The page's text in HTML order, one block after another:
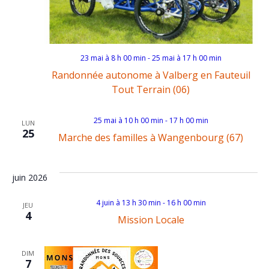
a
t
i
n
a
t
o
e
Randonnée autonome à Valberg en Fauteuil
Tout Terrain (06)
23 mai à 8 h 00 min -25 mai à 17 h 00 min
LUN
25 Marche des familles à Wangenbourg (67)
25 mai à 10 h 00 min - 17 h 00 min
juin 2026
JEU
4 Mission Locale
4 juin à 13 h 30 min - 16 h 00 min
DIM
7